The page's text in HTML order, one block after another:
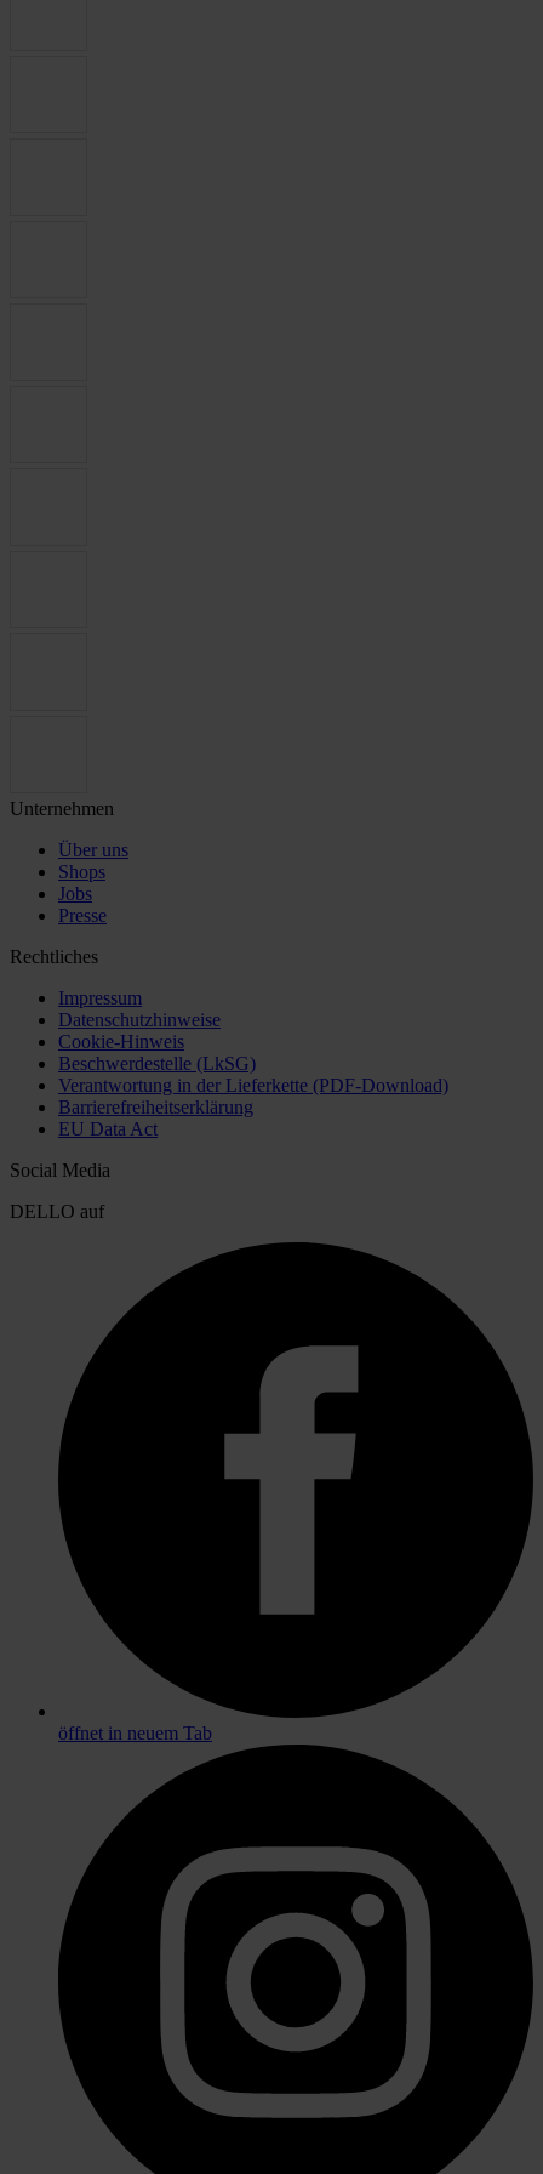
Unternehmen
Über uns
Shops
Jobs
Presse
Rechtliches
Impressum
Datenschutzhinweise
Cookie-Hinweis
Beschwerdestelle (LkSG)
Verantwortung in der Lieferkette (PDF-Download)
Barrierefreiheitserklärung
EU Data Act
Social Media
DELLO auf
öffnet in neuem Tab